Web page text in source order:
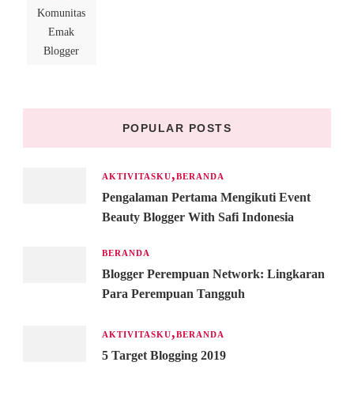
Komunitas
Emak
Blogger
POPULAR POSTS
AKTIVITASKU BERANDA
Pengalaman Pertama Mengikuti Event
Beauty Blogger With Safi Indonesia
BERANDA
Blogger Perempuan Network: Lingkaran
Para Perempuan Tangguh
AKTIVITASKU BERANDA
5 Target Blogging 2019